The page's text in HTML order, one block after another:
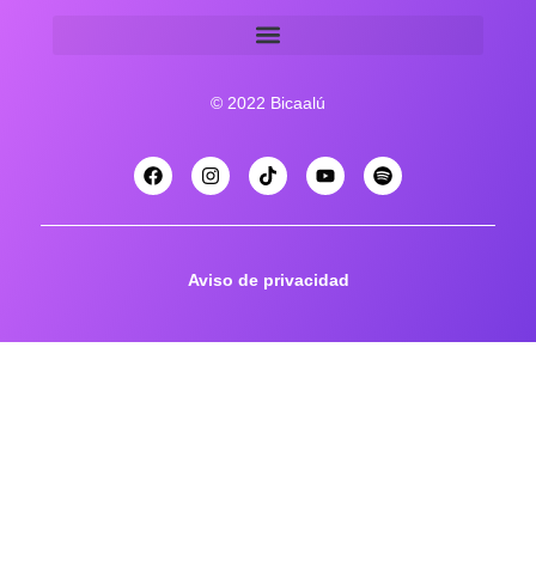
© 2022 Bicaalú
Aviso de privacidad